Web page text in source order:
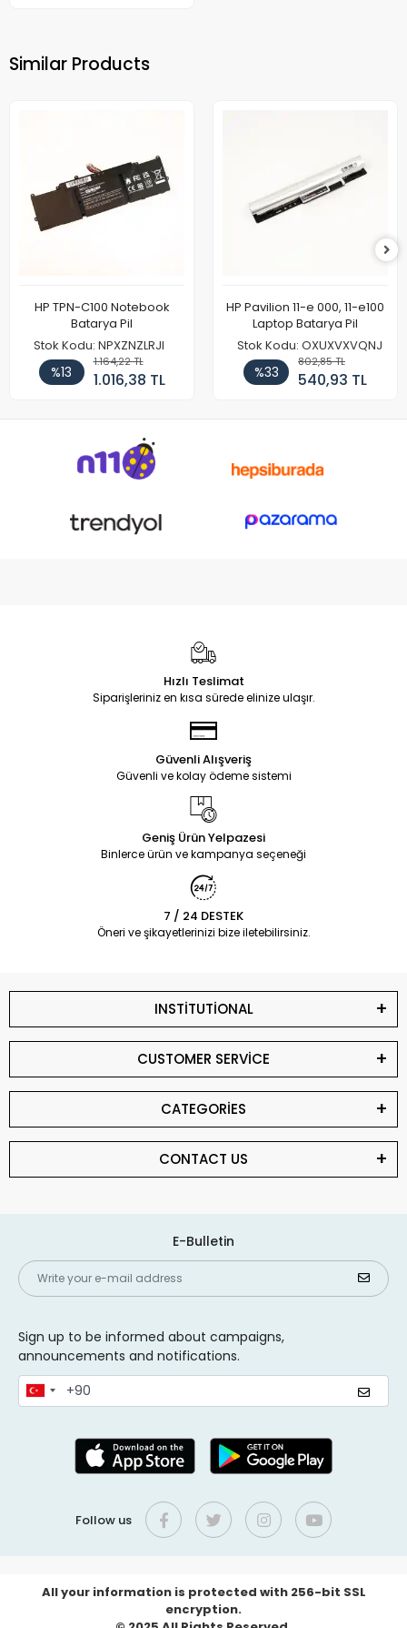
Similar Products
HP TPN-C100 Notebook
Batarya Pil
Stok Kodu: NPXZNZLRJI
%13
1.164,22 TL
1.016,38 TL
HP Pavilion 11-e 000, 11-e100
Laptop Batarya Pil
Stok Kodu: OXUXVXVQNJ
%33
802,85 TL
540,93 TL
Hızlı Teslimat
Siparişleriniz en kısa sürede elinize ulaşır.
Güvenli Alışveriş
Güvenli ve kolay ödeme sistemi
Geniş Ürün Yelpazesi
Binlerce ürün ve kampanya seçeneği
7 / 24 DESTEK
Öneri ve şikayetlerinizi bize iletebilirsiniz.
INSTİTUTİONAL
CUSTOMER SERVİCE
CATEGORİES
CONTACT US
E-Bulletin
Sign up to be informed about campaigns,
announcements and notifications.
Follow us
All your information is protected with 256-bit SSL
encryption.